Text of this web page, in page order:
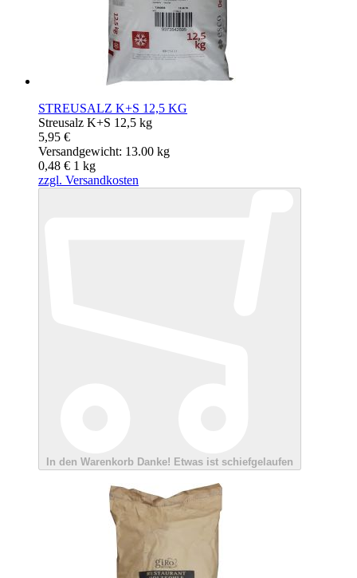
STREUSALZ K+S 12,5 KG
Streusalz K+S 12,5 kg
5,95 €
Versandgewicht: 13.00 kg
0,48 € 1 kg
zzgl. Versandkosten
In den Warenkorb Danke! Etwas ist schiefgelaufen